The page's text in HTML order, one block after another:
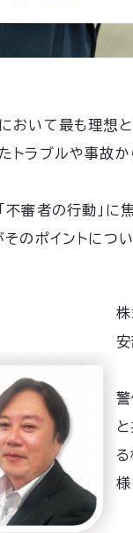
おいて最も理想と
トラブルや事故
不審者の行動」に
そのポイントにつ
様